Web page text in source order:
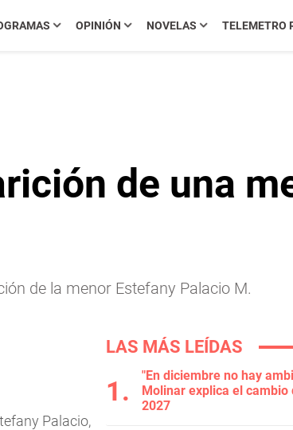
OPINIÓN NOVELAS TELEMETRO
de una
de la menor Estefany Palacio M.
Palacio,
LAS MÁS LEÍDAS
"En diciembre no hay
Molinar explica el
2027